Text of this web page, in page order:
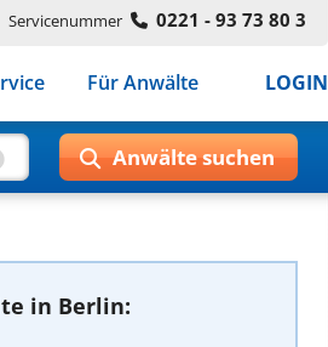
Servicenummer 0221 - 93 73 80 3
Für Anwälte LOGIN
in Berlin: